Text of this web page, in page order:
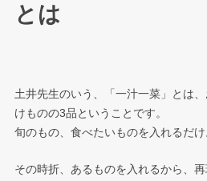
とは
土井先生のいう、「一汁一菜」とは
けものの3品ということです。
旬のもの、食べたいものを入れるだけ
その時折、あるものを入れるから、